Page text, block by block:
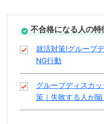
不合格になる人の特
就活対策!グループ
NG行動
グループディスカ
策｜失敗する人が